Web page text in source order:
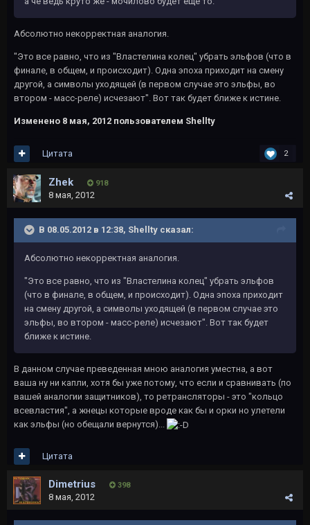
Абсолютно некорректная аналогия.
"Это все равно, что из "Властелина колец" убрать эльфов (что в
финале, в общем, и происходит). Одна эпоха приходит на смену
другой, а символы уходящей (в первом случае это эльфы, во
втором - масс-реле) исчезают". Вот так будет ближе к истине.
Изменено 8 мая, 2012 пользователем Shellty
2
Цитата
Zhek 918
8 мая, 2012
В 08.05.2012 в 12:38, Shellty сказал:
Абсолютно некорректная аналогия.
"Это все равно, что из "Властелина колец" убрать эльфов
(что в финале, в общем, и происходит). Одна эпоха приходит
на смену другой, а символы уходящей (в первом случае это
эльфы, во втором - масс-реле) исчезают". Вот так будет
ближе к истине.
В данном случае преведенная мною аналогия уместна, а вот
ваша ну ни капли, хотя бы уже потому, что если и сравнивать (по
вашей аналогии защитников), то ретрансляторы - это "кольцо
всевластия", а жнецы которые вроде как бы и орки но улетели
как эльфы (но обещали вернутся)...
Цитата
Dimetrius 398
8 мая, 2012